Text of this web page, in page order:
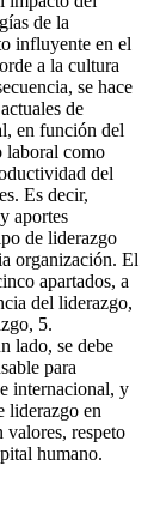
de la
influyente en el
a la cultura
se hace
de
en función del
laboral como
del
Es decir,
aportes
de liderazgo
organización. El
apartados, a
del liderazgo,
5.
lado, se debe
para
internacional, y
liderazgo en
valores, respeto
humano.